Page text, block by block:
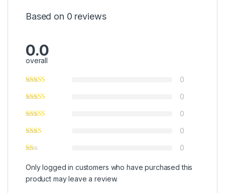
Based on 0 reviews
0.0
overall
0
0
0
0
0
Only logged in customers who have purchased this
product may leave a review.